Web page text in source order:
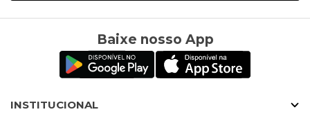
Baixe nosso App
INSTITUCIONAL